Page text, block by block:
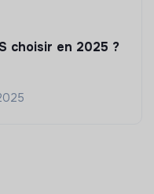
choisir en 2025 ?